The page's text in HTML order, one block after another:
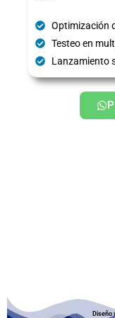
Optimización
Testeo en
Lanzamiento
Diseño